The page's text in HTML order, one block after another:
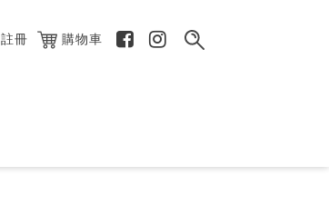
註冊 購物車